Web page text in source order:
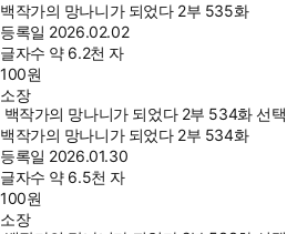
백작가의 망나니가 되었다 2부 535화
등록일 2026.02.02
글자수 약 6.2천 자
100원
소장
백작가의 망나니가 되었다 2부 534화 선택
백작가의 망나니가 되었다 2부 534화
등록일 2026.01.30
글자수 약 6.5천 자
100원
소장